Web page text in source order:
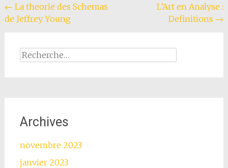
Navigation
de
← La theorie des Schemas
de Jeffrey Young
L’Art en Analyse :
Definitions →
Rechercher :
Archives
novembre 2023
janvier 2023